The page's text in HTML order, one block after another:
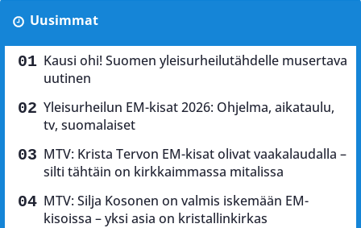
Uusimmat
Kausi ohi! Suomen yleisurheilutähdelle musertava
uutinen
Yleisurheilun EM-kisat 2026: Ohjelma, aikataulu,
tv, suomalaiset
MTV: Krista Tervon EM-kisat olivat vaakalaudalla –
silti tähtäin on kirkkaimmassa mitalissa
MTV: Silja Kosonen on valmis iskemään EM-
kisoissa – yksi asia on kristallinkirkas